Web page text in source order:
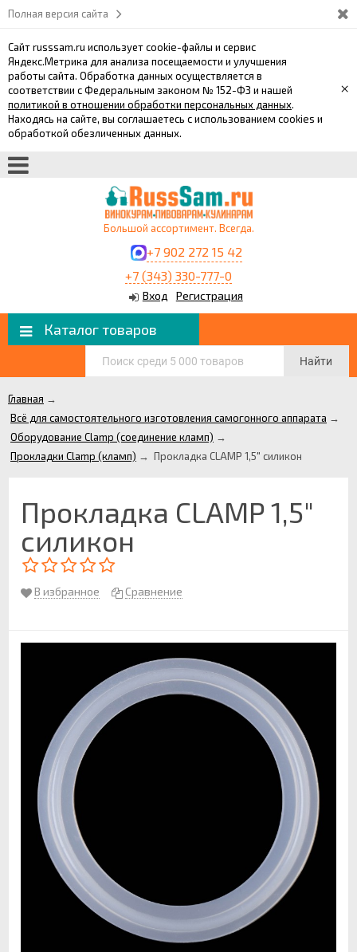
Полная версия сайта
Сайт russsam.ru использует cookie-файлы и сервис
Яндекс.Метрика для анализа посещаемости и улучшения
работы сайта. Обработка данных осуществляется в
соответствии с Федеральным законом № 152-ФЗ и нашей
политикой в отношении обработки персональных данных.
Находясь на сайте, вы соглашаетесь с использованием cookies и
обработкой обезличенных данных.
×
Большой ассортимент. Всегда.
+7 902 272 15 42
+7 (343) 330-777-0
Вход Регистрация
Каталог товаров
Найти
Главная →
Всё для самостоятельного изготовления самогонного аппарата →
Оборудование Clamp (соединение кламп) →
Прокладки Clamp (кламп) → Прокладка CLAMP 1,5" силикон
Прокладка CLAMP 1,5"
силикон
В избранное Сравнение